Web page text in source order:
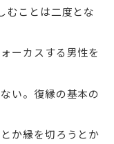
むことは二度とな
ーカスする男性を
い。復縁の基本の
か縁を切ろうとか